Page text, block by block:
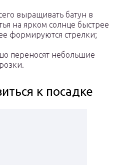
выращивать батун в
на ярком солнце быстрее
формируются стрелки;
переносят небольшие
к посадке